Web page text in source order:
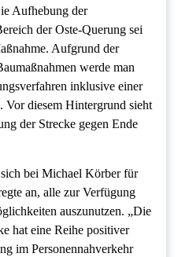
Aufhebung der
der Oste-Querung sei
Aufgrund der
werde man
inklusive einer
Vor diesem Hintergrund sieht
der Strecke gegen Ende
bei Michael Körber für
an, alle zur Verfügung
auszunutzen. „Die
hat eine Reihe positiver
im Personennahverkehr